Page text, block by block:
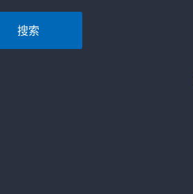
搜索